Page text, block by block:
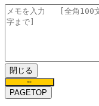
閉じる
保存
PAGETOP